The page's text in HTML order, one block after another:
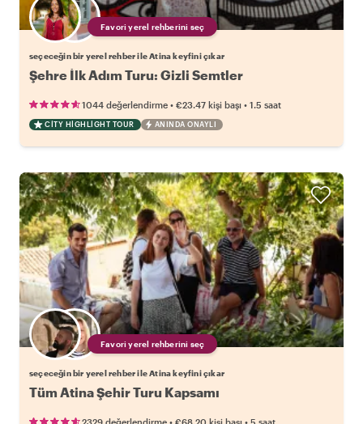
Favori yerel rehberini seç
seçeceğin bir yerel rehber ile Atina keyfini çıkar
Şehre İlk Adım Turu: Gizli Semtler
1044 değerlendirme • €23.47 kişi başı • 1.5 saat
CITY HIGHLIGHT TOUR ANINDA ONAYLI
Favori yerel rehberini seç
seçeceğin bir yerel rehber ile Atina keyfini çıkar
Tüm Atina Şehir Turu Kapsamı
2329 değerlendirme • €68.20 kişi başı • 5 saat